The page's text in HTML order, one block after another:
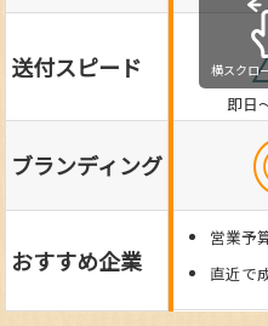
送付スピード
即日
ブランディング
おすすめ企業
営業予
直近で
横スクロ